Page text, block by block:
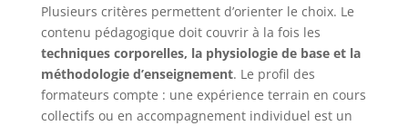
Plusieurs critères permettent d’orienter le choix. Le
contenu pédagogique doit couvrir à la fois les
techniques corporelles, la physiologie de base et la
méthodologie d’enseignement. Le profil des
formateurs compte : une expérience terrain en cours
collectifs ou en accompagnement individuel est un